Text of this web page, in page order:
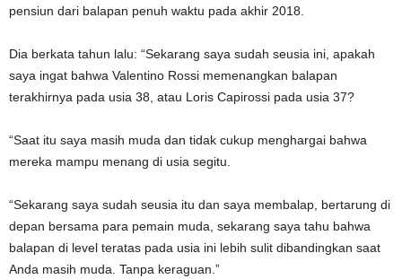
pensiun dari balapan penuh waktu pada akhir 2018.
Dia berkata tahun lalu: “Sekarang saya sudah seusia ini, apakah
saya ingat bahwa Valentino Rossi memenangkan balapan
terakhirnya pada usia 38, atau Loris Capirossi pada usia 37?
“Saat itu saya masih muda dan tidak cukup menghargai bahwa
mereka mampu menang di usia segitu.
“Sekarang saya sudah seusia itu dan saya membalap, bertarung di
depan bersama para pemain muda, sekarang saya tahu bahwa
balapan di level teratas pada usia ini lebih sulit dibandingkan saat
Anda masih muda. Tanpa keraguan.”